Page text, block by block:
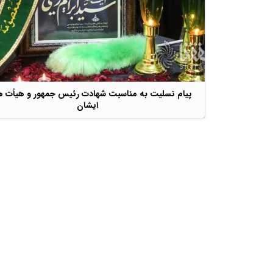
پیام تسلیت به مناسبت شهادت رئیس جمهور و هیأت
ایشان